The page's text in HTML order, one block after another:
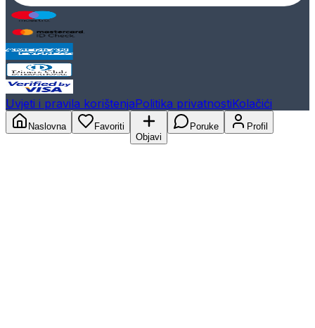
Uvjeti i pravila korištenjaPolitika privatnostiKolačići
Naslovna
Favoriti
Objavi
Poruke Profil